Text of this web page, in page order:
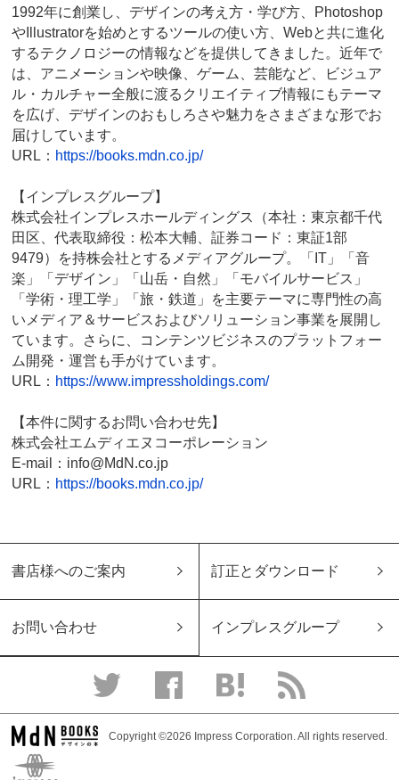
1992年に創業し、デザインの考え方・学び方、Photoshop
やIllustratorを始めとするツールの使い方、Webと共に進化
するテクノロジーの情報などを提供してきました。近年で
は、アニメーションや映像、ゲーム、芸能など、ビジュア
ル・カルチャー全般に渡るクリエイティブ情報にもテーマ
を広げ、デザインのおもしろさや魅力をさまざまな形でお
届けしています。
URL： https://books.mdn.co.jp/
【インプレスグループ】
株式会社インプレスホールディングス（本社：東京都千代
田区、代表取締役：松本大輔、証券コード：東証1部
9479）を持株会社とするメディアグループ。「IT」「音
楽」「デザイン」「山岳・自然」「モバイルサービス」
「学術・理工学」「旅・鉄道」を主要テーマに専門性の高
いメディア＆サービスおよびソリューション事業を展開し
ています。さらに、コンテンツビジネスのプラットフォー
ム開発・運営も手がけています。
URL： https://www.impressholdings.com/
【本件に関するお問い合わせ先】
株式会社エムディエヌコーポレーション
E-mail：info@MdN.co.jp
URL： https://books.mdn.co.jp/
書店様へのご案内 訂正とダウンロード
お問い合わせ インプレスグループ
Copyright ©2026 Impress Corporation. All rights reserved.